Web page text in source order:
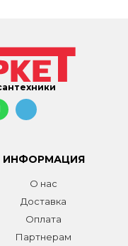
ИНФОРМАЦИЯ
О нас
Доставка
Оплата
Партнерам